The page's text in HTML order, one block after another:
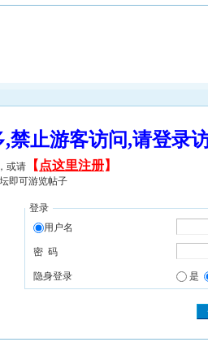
,禁止游客访问,请登
或请 【 点这里注册】
即可游览帖子
登录
用户名
密 码
隐身登录 是